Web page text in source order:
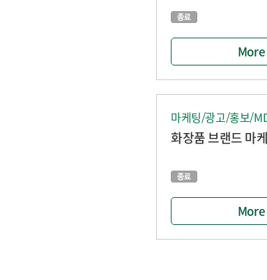
More
마케팅/광고/홍보/
화장품 브랜드 마
More